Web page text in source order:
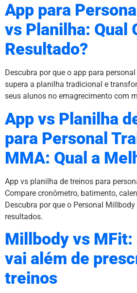
App para
vs Planilha: Qual
Resultado?
Descubra por que o app para
supera a planilha tradicional e
seus alunos no emagrecimento com
App vs Planilha
para Personal
MMA: Qual a
App vs planilha de treinos para
Compare cronômetro, batimento,
Descubra por que o Personal
resultados.
Millbody vs MFit:
vai além de
treinos